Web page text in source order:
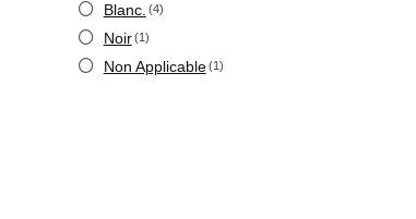
Blanc. (4)
Noir(1)
Non Applicable(1)